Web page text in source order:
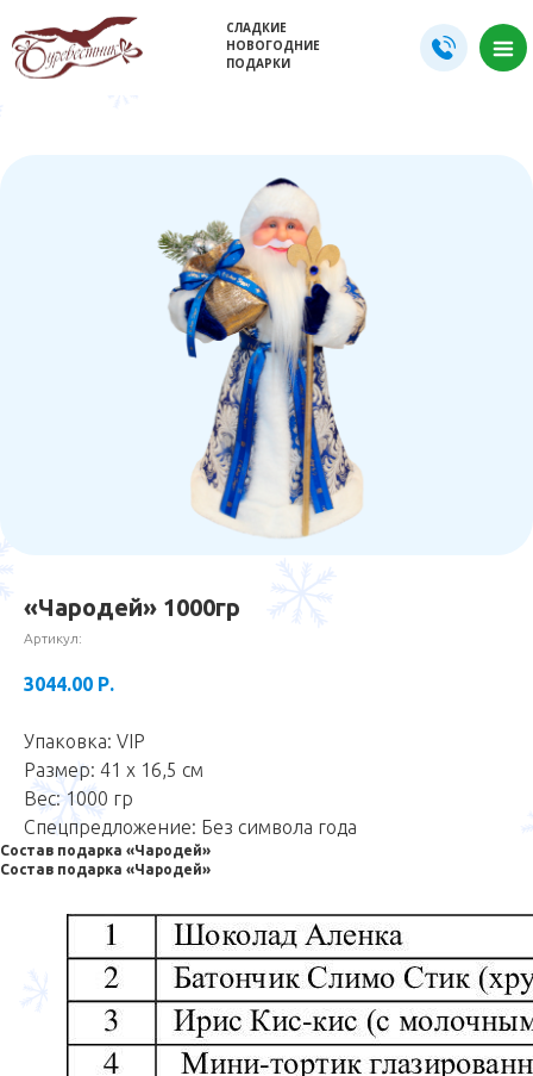
СЛАДКИЕ
НОВОГОДНИЕ
ПОДАРКИ
«Чародей» 1000гр
Артикул:
3044.00 Р.
Упаковка: VIP
Размер: 41 х 16,5 см
Вес: 1000 гр
Спецпредложение: Без символа года
Состав подарка «Чародей»
Состав подарка «Чародей»